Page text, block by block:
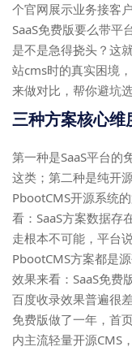
个官网展示业务接客
SaaS免费版要么带平
是不是急得挠头？这
站cms时的真实困境
来做对比，帮你避坑
三种方案核心维
第一种是SaaS平台的
这类；第二种是纯开
PbootCMS开源系统
看：SaaS方案数据存
走根本不可能，平台
PbootCMS方案都是
效果来看：SaaS免费
百度收录效果普遍很
免费版做了一年，首
内主流轻量开源CMS